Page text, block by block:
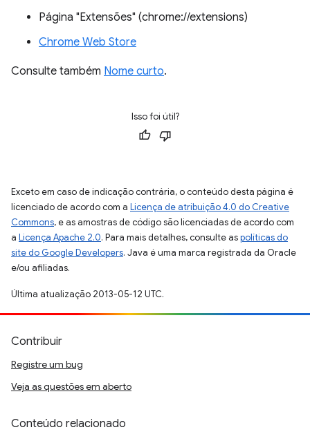
Página "Extensões" (chrome://extensions)
Chrome Web Store
Consulte também Nome curto.
Isso foi útil?
Exceto em caso de indicação contrária, o conteúdo desta página é
licenciado de acordo com a Licença de atribuição 4.0 do Creative
Commons, e as amostras de código são licenciadas de acordo com
a Licença Apache 2.0. Para mais detalhes, consulte aspolíticas do
site do Google Developers. Java é uma marca registrada da Oracle
e/ou afiliadas.
Última atualização 2013-05-12 UTC.
Contribuir
Registre um bug
Veja as questões em aberto
Conteúdo relacionado